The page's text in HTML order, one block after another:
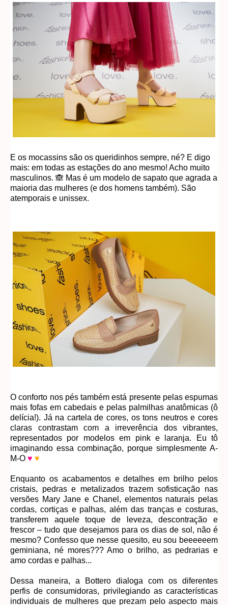
E os mocassins são os queridinhos sempre, né? E digo
mais: em todas as estações do ano mesmo! Acho muito
masculinos. 🙈 Mas é um modelo de sapato que agrada a
maioria das mulheres (e dos homens também). São
atemporais e unissex.
O conforto nos pés também está presente pelas espumas
mais fofas em cabedais e pelas palmilhas anatômicas (ô
delícia!). Já na cartela de cores, os tons neutros e cores
claras contrastam com a irreverência dos vibrantes,
representados por modelos em pink e laranja. Eu tô
imaginando essa combinação, porque simplesmente A-
M-O ♥ ♥
Enquanto os acabamentos e detalhes em brilho pelos
cristais, pedras e metalizados trazem sofisticação nas
versões Mary Jane e Chanel, elementos naturais pelas
cordas, cortiças e palhas, além das tranças e costuras,
transferem aquele toque de leveza, descontração e
frescor – tudo que desejamos para os dias de sol, não é
mesmo? Confesso que nesse quesito, eu sou beeeeeem
geminiana, né mores??? Amo o brilho, as pedrarias e
amo cordas e palhas...
Dessa maneira, a Bottero dialoga com os diferentes
perfis de consumidoras, privilegiando as características
individuais de mulheres que prezam pelo aspecto mais